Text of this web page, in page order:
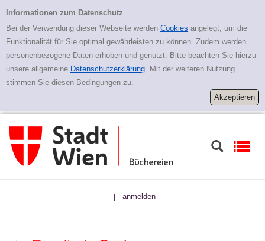
Erweiterte Suche
Informationen zum Datenschutz
Bei der Verwendung dieser Webseite werden Cookies angelegt, um die
Funktionalität für Sie optimal gewährleisten zu können. Zudem werden
personenbezogene Daten erhoben und genutzt. Bitte beachten Sie hierzu
unsere allgemeine Datenschutzerklärung. Mit der weiteren Nutzung
stimmen Sie diesen Bedingungen zu.
| anmelden